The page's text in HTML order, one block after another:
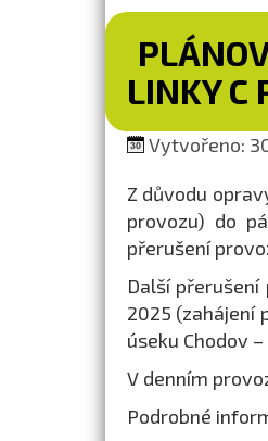
LINKY C
Vytvořeno:
Z důvodu
provozu) do
přerušení
Další
2025 (zahájení
úseku Chodov
V denním
Podrobné